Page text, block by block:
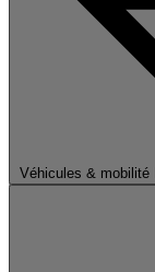
Véhicules & mobilité